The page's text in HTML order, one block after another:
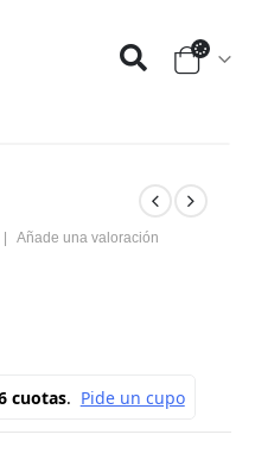
| Añade una valoración